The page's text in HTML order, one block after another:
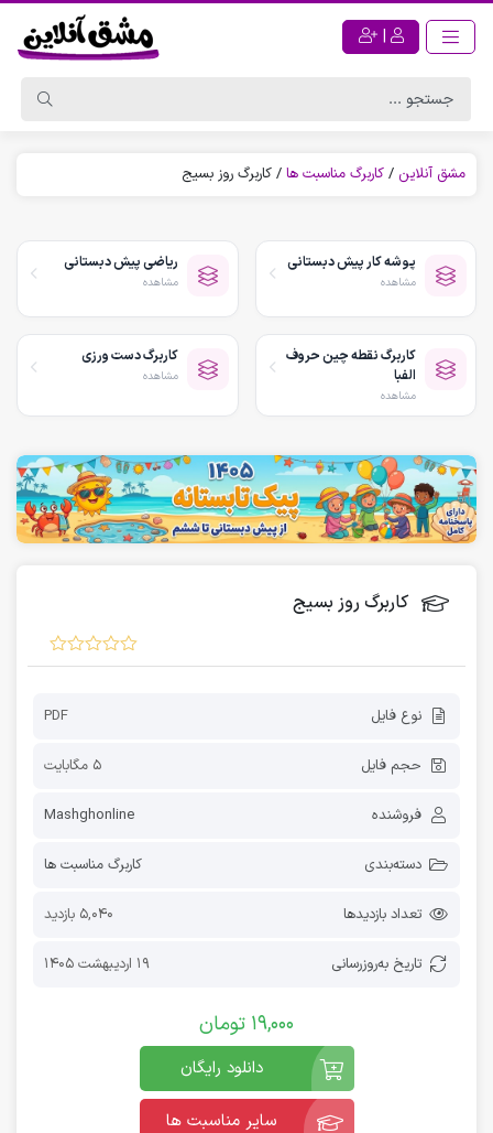
|
مشق آنلاین / کاربرگ مناسبت ها / کاربرگ روز بسیج
پوشه کار پیش دبستانی
مشاهده
ریاضی پیش دبستانی
مشاهده
کاربرگ نقطه چین حروف
الفبا
مشاهده
کاربرگ دست ورزی
مشاهده
کاربرگ روز بسیج
نوع فایل PDF
حجم فایل 5 مگابایت
فروشنده Mashghonline
دسته‌بندی کاربرگ مناسبت ها
تعداد بازدیدها 5,040 بازدید
تاریخ به‌روز‌رسانی 19 اردیبهشت 1405
19,000 تومان
دانلود رایگان
سایر مناسبت ها